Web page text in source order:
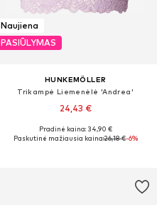
Naujiena
PASIŪLYMAS
HUNKEMÖLLER
Trikampė Liemenėlė 'Andrea'
24,43 €
Yra daugybė dydžių
Pradinė kaina: 34,90 €
Paskutinė mažiausia kaina:26,18 €-6%